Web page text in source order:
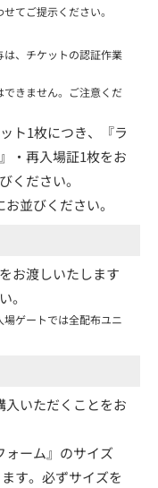
てご提示ください。
、チケットの認証作業
きません。ご注意くだ
ト1枚につき、『ラ
・再入場証1枚をお
ください。
並びください。
お渡しいたします
。
ゲートでは全配布ユニ
いただくことをお
ォーム』のサイズ
す。必ずサイズを